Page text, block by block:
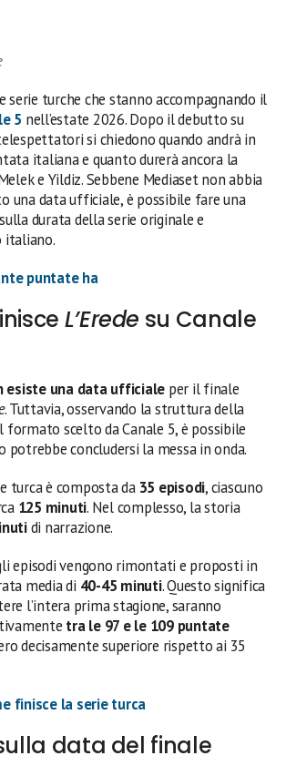
serie turche che stanno accompagnando il
5 nell’estate 2026. Dopo il debutto su
si chiedono quando andrà in
italiana e quanto durerà ancora la
e Yildiz. Sebbene Mediaset non abbia
una data ufficiale, è possibile fare una
durata della serie originale e
italiano.
puntate ha
L’Erede su Canale
esiste una data ufficiale per il finale
. Tuttavia, osservando la struttura della
formato scelto da Canale 5, è possibile
potrebbe concludersi la messa in onda.
turca è composta da 35 episodi, ciascuno
125 minuti. Nel complesso, la storia
di narrazione.
episodi vengono rimontati e proposti in
media di 40-45 minuti. Questo significa
l’intera prima stagione, saranno
tra le 97 e le 109 puntate
decisamente superiore rispetto ai 35
finisce la serie turca
data del finale